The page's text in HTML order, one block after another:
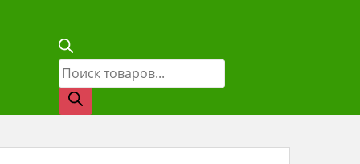
Поиск
товаров